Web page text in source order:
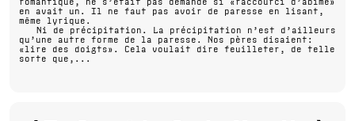
romantique, ne s’était pas demandé si «raccourci d’abîme»
en avait un. Il ne faut pas avoir de paresse en lisant,
même lyrique.
Ni de précipitation. La précipitation n’est d’ailleurs
qu’une autre forme de la paresse. Nos pères disaient:
«lire des doigts». Cela voulait dire feuilleter, de telle
sorte que,